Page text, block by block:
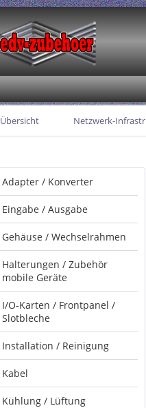
Übersicht Netzwerk-
Adapter / Konverter
Eingabe / Ausgabe
Gehäuse / Wechselrahmen
Halterungen / Zubehör
mobile Geräte
I/O-Karten / Frontpanel /
Slotbleche
Installation / Reinigung
Kabel
Kühlung / Lüftung